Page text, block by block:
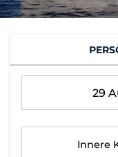
29
Innere